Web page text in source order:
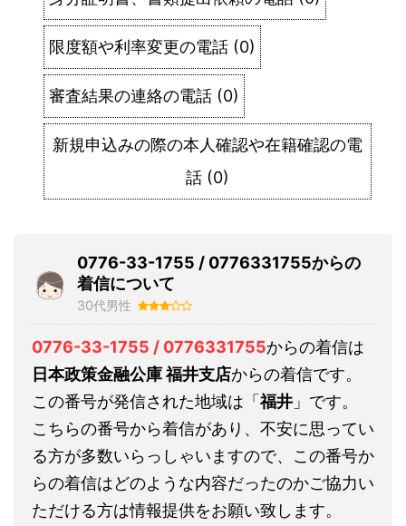
限度額や利率変更の電話 (0)
審査結果の連絡の電話 (0)
新規申込みの際の本人確認や在籍確認の電
話 (0)
0776-33-1755 / 0776331755からの
着信について
30代男性
0776-33-1755 / 0776331755からの着信は
日本政策金融公庫 福井支店からの着信です。
この番号が発信された地域は「 福井 」です。
こちらの番号から着信があり、不安に思ってい
る方が多数いらっしゃいますので、この番号か
らの着信はどのような内容だったのかご協力い
ただける方は情報提供をお願い致します。